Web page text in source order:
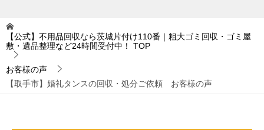
【公式】不用品回収なら茨城片付け110番｜粗大ゴミ回収・ゴミ屋
敷・遺品整理など24時間受付中！
TOP
お客様の声
【取手市】婚礼タンスの回収・処分ご依頼 お客様の声